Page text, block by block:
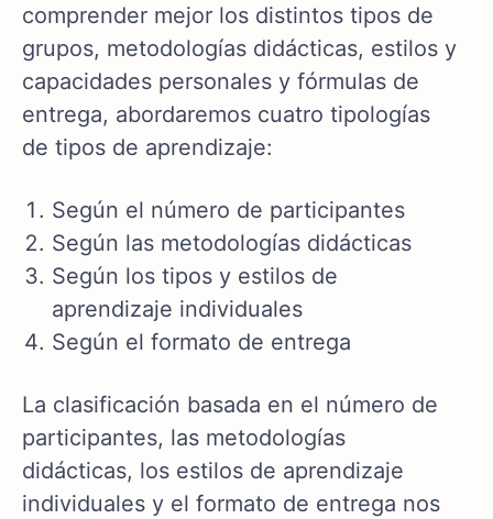
comprender mejor los distintos tipos de
grupos, metodologías didácticas, estilos y
capacidades personales y fórmulas de
entrega, abordaremos cuatro tipologías
de tipos de aprendizaje:
Según el número de participantes
Según las metodologías didácticas
Según los tipos y estilos de
aprendizaje individuales
Según el formato de entrega
La clasificación basada en el número de
participantes, las metodologías
didácticas, los estilos de aprendizaje
individuales y el formato de entrega nos